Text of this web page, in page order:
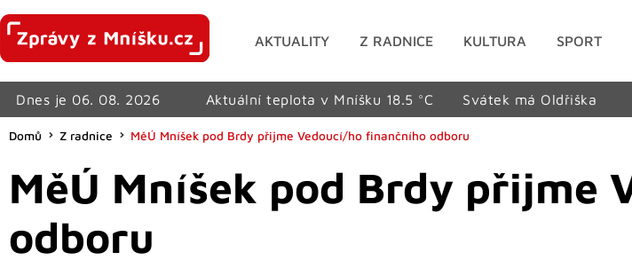
AKTUALITY Z RADNICE KULTURA SPORT
Dnes je 06. 08. 2026 Aktuální teplota v Mníšku 18.5 °C Svátek má Oldřiška
Domů Z radnice MěÚ Mníšek pod Brdy přijme Vedoucí/ho finančního odboru
MěÚ Mníšek pod Brdy přijme
odboru